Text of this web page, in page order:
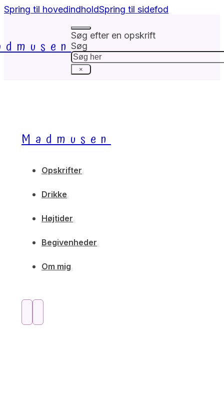
Spring til hovedindholdSpring til sidefod
Søg efter en opskrift
Søg
×
Madmusen
Opskrifter
Drikke
Højtider
Begivenheder
Om mig